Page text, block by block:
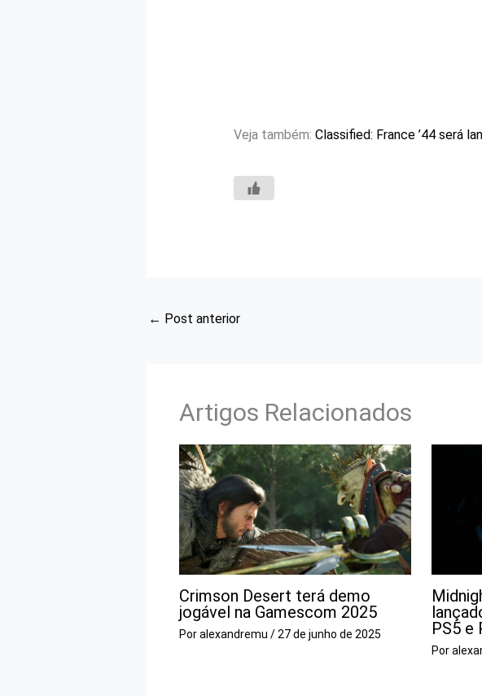
Veja também: Classified: France ’44 será
← Post anterior
Artigos Relacionados
Crimson Desert terá demo
jogável na Gamescom 2025
Poralexandremu / 27 de junho de 2025
PS5 e
Por